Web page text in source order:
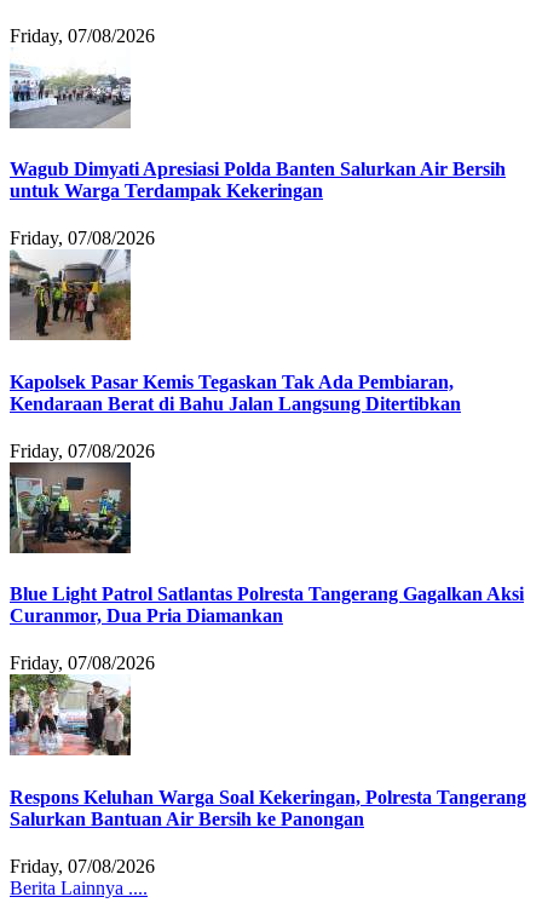
Friday, 07/08/2026
Wagub Dimyati Apresiasi Polda Banten Salurkan Air Bersih
untuk Warga Terdampak Kekeringan
Friday, 07/08/2026
Kapolsek Pasar Kemis Tegaskan Tak Ada Pembiaran,
Kendaraan Berat di Bahu Jalan Langsung Ditertibkan
Friday, 07/08/2026
Blue Light Patrol Satlantas Polresta Tangerang Gagalkan Aksi
Curanmor, Dua Pria Diamankan
Friday, 07/08/2026
Respons Keluhan Warga Soal Kekeringan, Polresta Tangerang
Salurkan Bantuan Air Bersih ke Panongan
Friday, 07/08/2026
Berita Lainnya ....